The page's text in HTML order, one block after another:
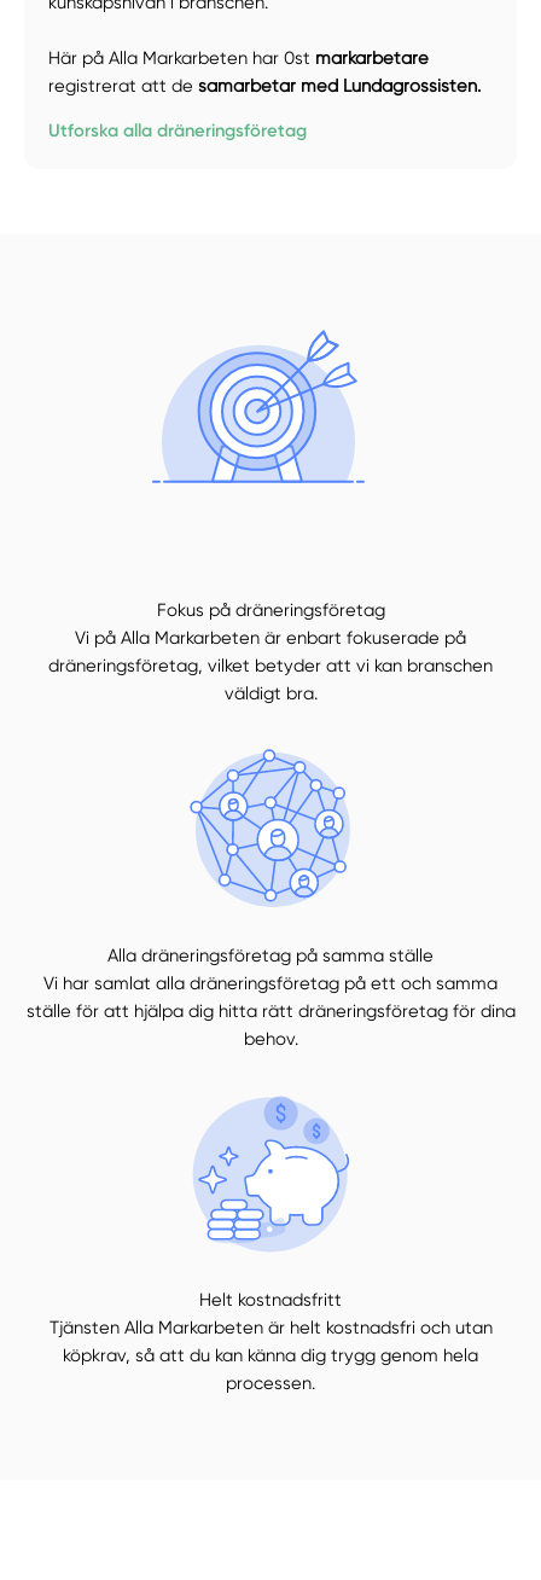
Här på Alla Markarbeten har 0st markarbetare
registrerat att desamarbetar med Lundagrossisten.
Utforska alla dräneringsföretag
Fokus på dräneringsföretag
Vi på Alla Markarbeten är enbart fokuserade på
dräneringsföretag, vilket betyder att vi kan branschen
väldigt bra.
Alla dräneringsföretag på samma ställe
Vi har samlat alla dräneringsföretag på ett och samma
ställe för att hjälpa dig hitta rätt dräneringsföretag för dina
behov.
Helt kostnadsfritt
Tjänsten Alla Markarbeten är helt kostnadsfri och utan
köpkrav, så att du kan känna dig trygg genom hela
processen.